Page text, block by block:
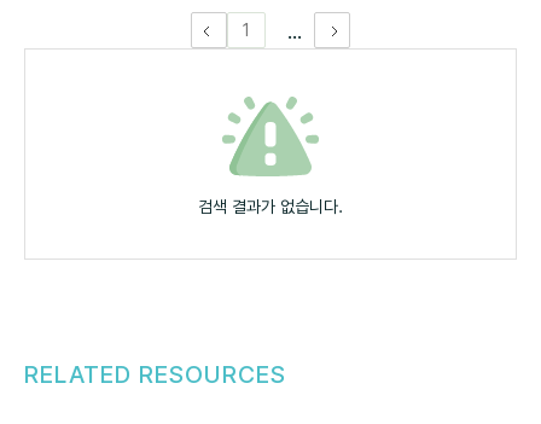
1 ...
검색 결과가 없습니다.
RELATED RESOURCES